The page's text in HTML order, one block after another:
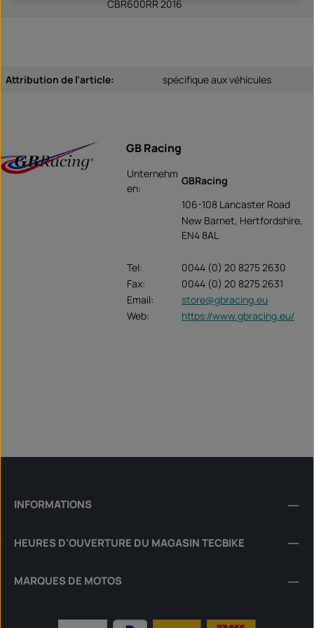
CBR600RR 2016
Attribution de l'article: spécifique aux véhicules
GB Racing
Unternehm
en:
GBRacing
106-108 Lancaster Road
New Barnet, Hertfordshire,
EN4 8AL
Tel:
0044 (0) 20 8275 2630
Fax:
0044 (0) 20 8275 2631
Email:
store@gbracing.eu
Web:
https://www.gbracing.eu/
INFORMATIONS
HEURES D'OUVERTURE DU MAGASIN TECBIKE
MARQUES DE MOTOS